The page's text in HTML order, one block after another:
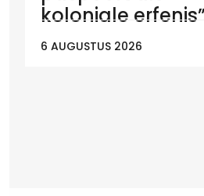
koloniale
6 AUGUSTUS 2026